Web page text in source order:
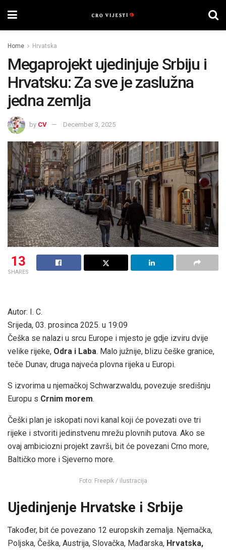
Home Hrvatska
Megaprojekt ujedinjuje Srbiju i
Hrvatsku: Za sve je zaslužna
jedna zemlja
by CV December 3, 2025
13
SHARES
Autor: I. C.
Srijeda, 03. prosinca 2025. u 19:09
Češka se nalazi u srcu Europe i mjesto je gdje izviru dvije
velike rijeke, Odra i Laba. Malo južnije, blizu češke granice,
teče Dunav, druga najveća plovna rijeka u Europi.
S izvorima u njemačkoj Schwarzwaldu, povezuje središnju
Europu s Crnim morem.
Češki plan je iskopati novi kanal koji će povezati ove tri
rijeke i stvoriti jedinstvenu mrežu plovnih putova. Ako se
ovaj ambiciozni projekt završi, bit će povezani Crno more,
Baltičko more i Sjeverno more.
Foto: Freepik / ilustracija
Ujedinjenje Hrvatske i Srbije
Također, bit će povezano 12 europskih zemalja. Njemačka,
Poljska, Češka, Austrija, Slovačka, Mađarska, Hrvatska,